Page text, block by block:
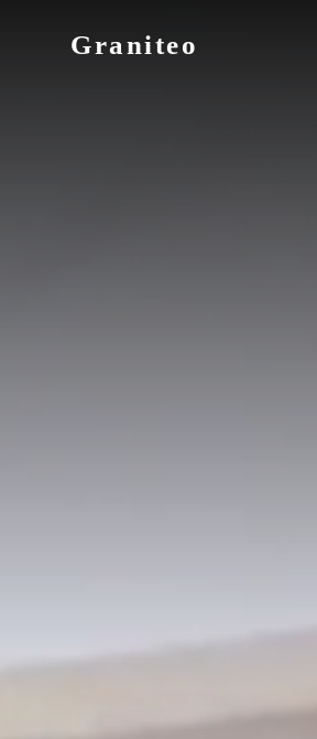
Graniteo